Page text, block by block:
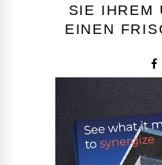
SIE IHREM
EINEN